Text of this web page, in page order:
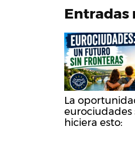
Entradas
La
eurociudades
hiciera esto: